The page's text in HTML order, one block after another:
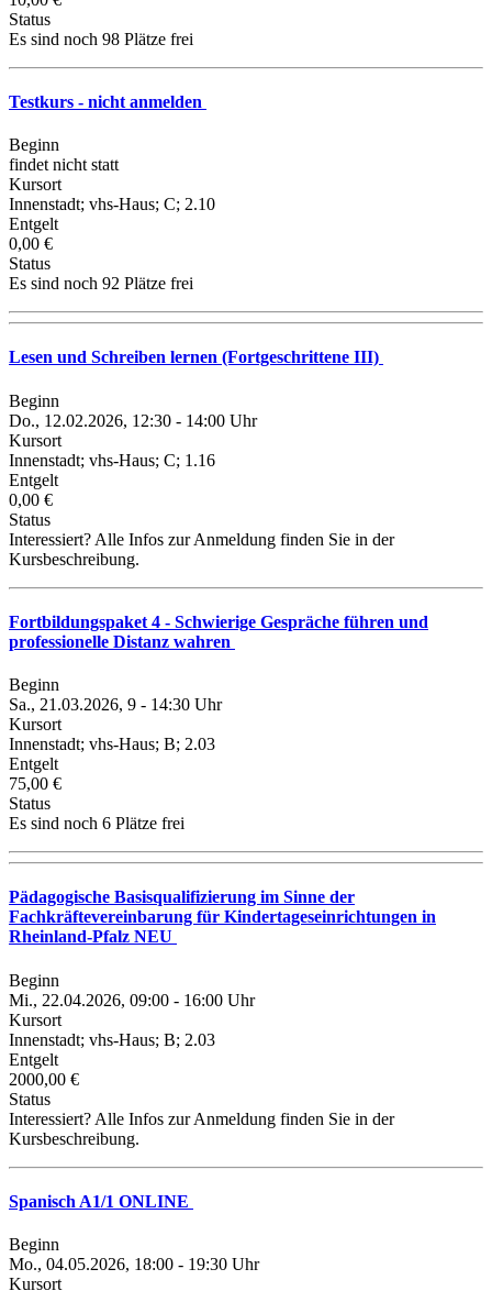
Status
Es sind noch 98 Plätze frei
Testkurs - nicht anmelden
Beginn
findet nicht statt
Kursort
Innenstadt; vhs-Haus; C; 2.10
Entgelt
0,00 €
Status
Es sind noch 92 Plätze frei
Lesen und Schreiben lernen (Fortgeschrittene III)
Beginn
Do., 12.02.2026, 12:30 - 14:00 Uhr
Kursort
Innenstadt; vhs-Haus; C; 1.16
Entgelt
0,00 €
Status
Interessiert? Alle Infos zur Anmeldung finden Sie in der
Kursbeschreibung.
Fortbildungspaket 4 - Schwierige Gespräche führen und
professionelle Distanz wahren
Beginn
Sa., 21.03.2026, 9 - 14:30 Uhr
Kursort
Innenstadt; vhs-Haus; B; 2.03
Entgelt
75,00 €
Status
Es sind noch 6 Plätze frei
Pädagogische Basisqualifizierung im Sinne der
Fachkräftevereinbarung für Kindertageseinrichtungen in
Rheinland-Pfalz NEU
Beginn
Mi., 22.04.2026, 09:00 - 16:00 Uhr
Kursort
Innenstadt; vhs-Haus; B; 2.03
Entgelt
2000,00 €
Status
Interessiert? Alle Infos zur Anmeldung finden Sie in der
Kursbeschreibung.
Spanisch A1/1 ONLINE
Beginn
Mo., 04.05.2026, 18:00 - 19:30 Uhr
Kursort